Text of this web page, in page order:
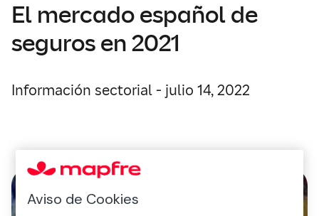
El mercado español de
seguros en 2021
Información sectorial - julio 14, 2022
Aviso de Cookies